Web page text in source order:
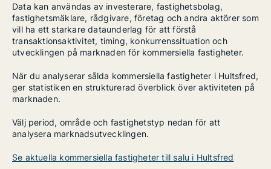
Data kan användas av investerare, fastighetsbolag,
fastighetsmäklare, rådgivare, företag och andra aktörer som
vill ha ett starkare dataunderlag för att förstå
transaktionsaktivitet, timing, konkurrenssituation och
utvecklingen på marknaden för kommersiella fastigheter.
När du analyserar sålda kommersiella fastigheter i Hultsfred,
ger statistiken en strukturerad överblick över aktiviteten på
marknaden.
Välj period, område och fastighetstyp nedan för att
analysera marknadsutvecklingen.
Se aktuella kommersiella fastigheter till salu i Hultsfred